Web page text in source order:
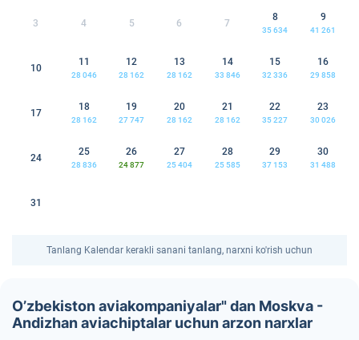
3 4 5 6 7
8
35 634
9
41 261
10
11
28 046
12
28 162
13
28 162
14
33 846
15
32 336
16
29 858
17
18
28 162
19
27 747
20
28 162
21
28 162
22
35 227
23
30 026
24
25
28 836
26
24 877
27
25 404
28
25 585
29
37 153
30
31 488
31
Tanlang Kalendar kerakli sanani tanlang, narxni ko'rish uchun
O’zbekiston aviakompaniyalar" dan Moskva -
Andizhan aviachiptalar uchun arzon narxlar